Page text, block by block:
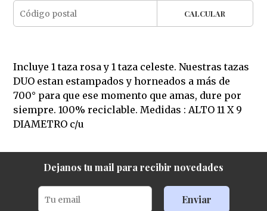
CALCULAR
Incluye 1 taza rosa y 1 taza celeste. Nuestras tazas
DUO estan estampados y horneados a más de
700° para que ese momento que amas, dure por
siempre. 100% reciclable. Medidas : ALTO 11 X 9
DIAMETRO c/u
Dejanos tu mail para recibir novedades
Enviar